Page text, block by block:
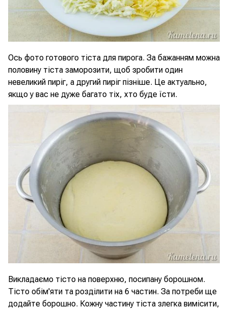
Ось фото готового тіста для пирога. За бажанням можна
половину тіста заморозити, щоб зробити один
невеликий пиріг, а другий пиріг пізніше. Це актуально,
якщо у вас не дуже багато тіх, хто буде їсти.
Викладаємо тісто на поверхню, посипану борошном.
Тісто обім'яти та розділити на 6 частин. За потреби ще
додайте борошно. Кожну частину тіста злегка вимісити,